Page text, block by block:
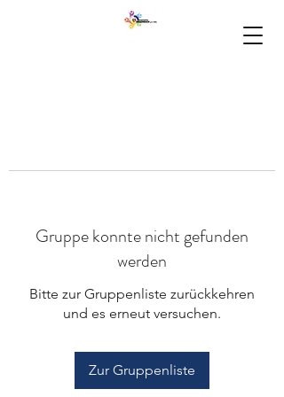
Gruppe konnte nicht gefunden
werden
Bitte zur Gruppenliste zurückkehren
und es erneut versuchen.
Zur Gruppenliste